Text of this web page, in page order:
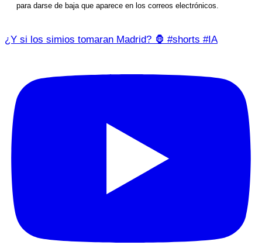
para darse de baja que aparece en los correos electrónicos.
¿Y si los simios tomaran Madrid? 🦍 #shorts #IA